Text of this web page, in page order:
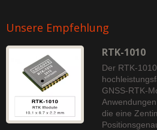
Unsere Empfehlung
RTK-1010
Der RTK-
GNSS-RTK-
die eine